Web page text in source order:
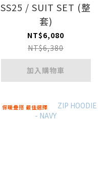
SS25 / SUIT SET (整
套)
NT$6,080
NT$6,380
加入購物車
保暖疊搭 最佳選擇